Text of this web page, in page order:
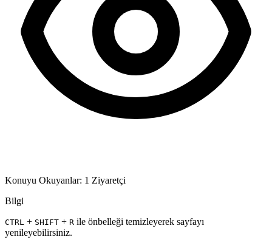
Konuyu Okuyanlar: 1 Ziyaretçi
Bilgi
CTRL + SHIFT + R ile önbelleği temizleyerek sayfayı
yenileyebilirsiniz.